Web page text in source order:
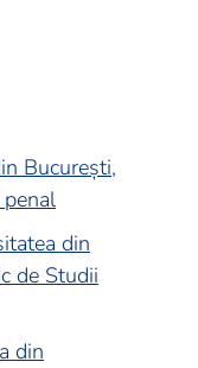
București,
din
de Studii
din